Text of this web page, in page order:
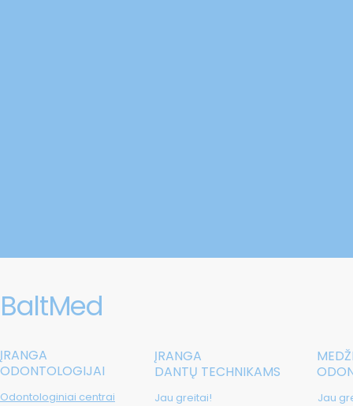
BaltMed
ĮRANGA
ODONTOLOGIJAI
Odontologiniai centrai
ĮRANGA
DANTŲ TECHNIKAMS
Jau greitai! Jau